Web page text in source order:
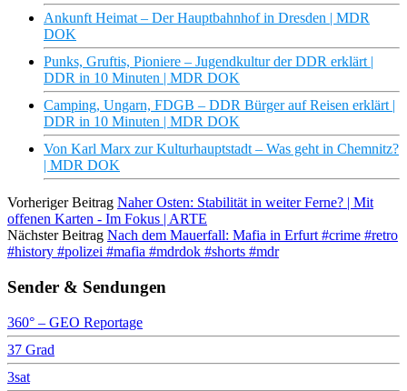
Ankunft Heimat – Der Hauptbahnhof in Dresden | MDR
DOK
Punks, Gruftis, Pioniere – Jugendkultur der DDR erklärt |
DDR in 10 Minuten | MDR DOK
Camping, Ungarn, FDGB – DDR Bürger auf Reisen erklärt |
DDR in 10 Minuten | MDR DOK
Von Karl Marx zur Kulturhauptstadt – Was geht in Chemnitz?
| MDR DOK
Vorheriger Beitrag Naher Osten: Stabilität in weiter Ferne? | Mit
offenen Karten - Im Fokus | ARTE
Nächster Beitrag Nach dem Mauerfall: Mafia in Erfurt #crime #retro
#history #polizei #mafia #mdrdok #shorts #mdr
Sender & Sendungen
360° – GEO Reportage
37 Grad
3sat